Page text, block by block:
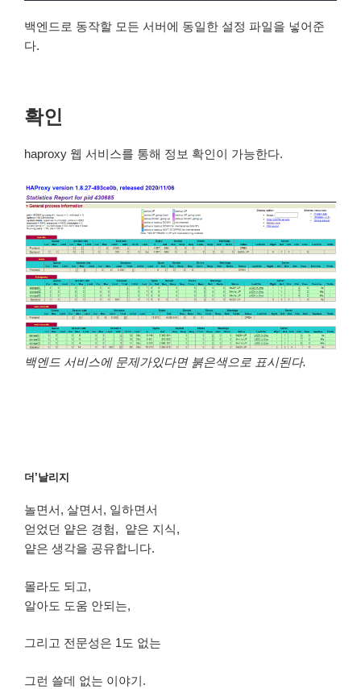
백엔드로 동작할 모든 서버에 동일한 설정 파일을 넣어준
다.
확인
haproxy 웹 서비스를 통해 정보 확인이 가능한다.
백엔드 서비스에 문제가있다면 붉은색으로 표시된다.
더’날리지
놀면서, 살면서, 일하면서
얻었던 얕은 경험, 얕은 지식,
얕은 생각을 공유합니다.
몰라도 되고,
알아도 도움 안되는,
그리고 전문성은 1도 없는
그런 쓸데 없는 이야기.